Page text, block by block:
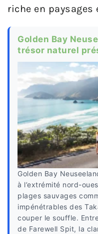
riche en
Golden Bay
trésor naturel
Golden Bay
à l’extrémité nord-
plages sauvages
impénétrables des
couper le souffle.
de Farewell Spit, la